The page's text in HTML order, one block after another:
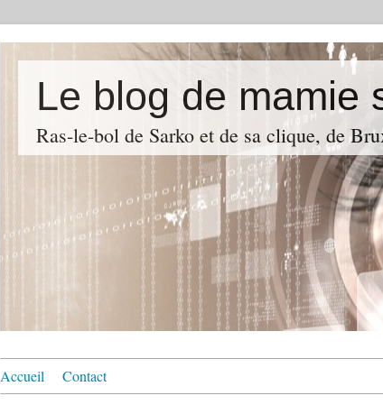
Le blog de mamie
Ras-le-bol de Sarko et de sa clique, de
Accueil Contact